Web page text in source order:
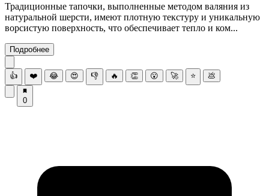
Традиционные тапочки, выполненные методом валяния из
натуральной шерсти, имеют плотную текстуру и уникальную
ворсистую поверхность, что обеспечивает тепло и ком...
Подробнее
👍 ❤️ 😂 😍 👎 🔥 👏 😮 🚀 ⭐ 💩
0